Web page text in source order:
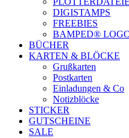
DIGISTAMPS
FREEBIES
BAMPED®
BÜCHER
KARTEN & BLÖCKE
Grußkarten
Postkarten
Einladungen & Co
Notizblöcke
STICKER
GUTSCHEINE
SALE